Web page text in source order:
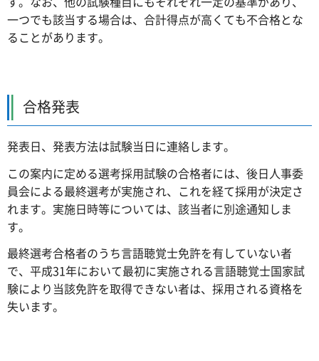
一つでも該当する場合は、合計得点が高くても不合格とな
ることがあります。
合格発表
発表日、発表方法は試験当日に連絡します。
この案内に定める選考採用試験の合格者には、後日人事委
員会による最終選考が実施され、これを経て採用が決定さ
れます。実施日時等については、該当者に別途通知しま
す。
最終選考合格者のうち言語聴覚士免許を有していない者
で、平成31年において最初に実施される言語聴覚士国家試
験により当該免許を取得できない者は、採用される資格を
失います。